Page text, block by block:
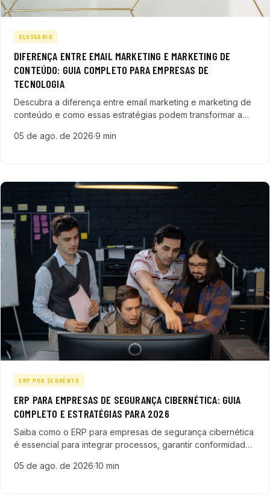
GLOSSÁRIO
DIFERENÇA ENTRE EMAIL MARKETING E MARKETING DE
CONTEÚDO: GUIA COMPLETO PARA EMPRESAS DE
TECNOLOGIA
Descubra a diferença entre email marketing e marketing de
conteúdo e como essas estratégias podem transformar a
B2B.
05 de ago. de 2026·9 min
ERP POR SEGMENTO
ERP PARA EMPRESAS DE SEGURANÇA CIBERNÉTICA: GUIA
COMPLETO E ESTRATÉGIAS PARA 2026
Saiba como o ERP para empresas de segurança cibernética
é essencial para integrar processos, garantir conformidade
05 de ago. de 2026·10 min